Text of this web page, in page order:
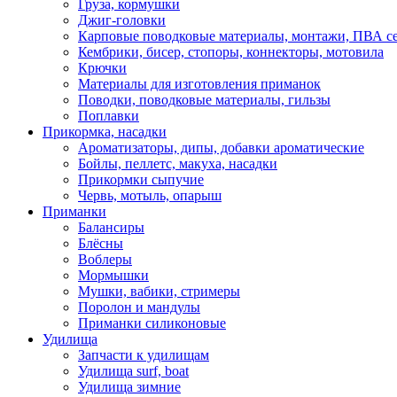
Груза, кормушки
Джиг-головки
Карповые поводковые материалы, монтажи, ПВА
Кембрики, бисер, стопоры, коннекторы, мотовила
Крючки
Материалы для изготовления приманок
Поводки, поводковые материалы, гильзы
Поплавки
Прикормка, насадки
Ароматизаторы, дипы, добавки ароматические
Бойлы, пеллетс, макуха, насадки
Прикормки сыпучие
Червь, мотыль, опарыш
Приманки
Балансиры
Блёсны
Воблеры
Мормышки
Мушки, вабики, стримеры
Поролон и мандулы
Приманки силиконовые
Удилища
Запчасти к удилищам
Удилища surf, boat
Удилища зимние